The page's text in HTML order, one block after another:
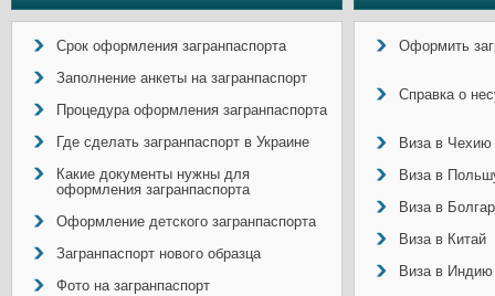
Срок оформления загранпаспорта
Заполнение анкеты на загранпаспорт
Процедура оформления загранпаспорта
Где сделать загранпаспорт в Украине
Какие документы нужны для
оформления загранпаспорта
Оформление детского загранпаспорта
Загранпаспорт нового образца
Фото на загранпаспорт
Оформить
Справка о
Виза в Чехию
Виза в
Виза в
Виза в Китай
Виза в Индию